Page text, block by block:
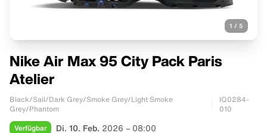
1 / 5
Nike Air Max 95 City Pack Paris
Atelier
Black/Sail/Dark Grey/Smoke Grey/Light Smoke
Grey/Phantom
IQ0284-
010
Verfügbar Di. 10. Feb. 2026 – 08:00